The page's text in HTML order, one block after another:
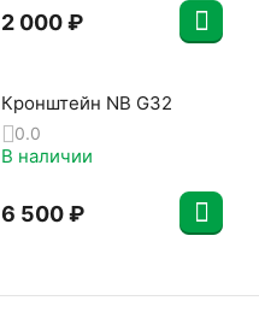
2 000₽
Кронштейн NB G32
0.0
В наличии
6 500₽